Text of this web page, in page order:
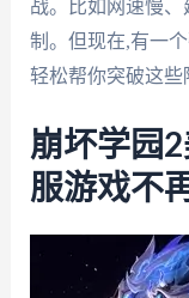
战。比如网速慢
制。但现在,有一
轻松帮你突破这些
崩坏学园
服游戏不